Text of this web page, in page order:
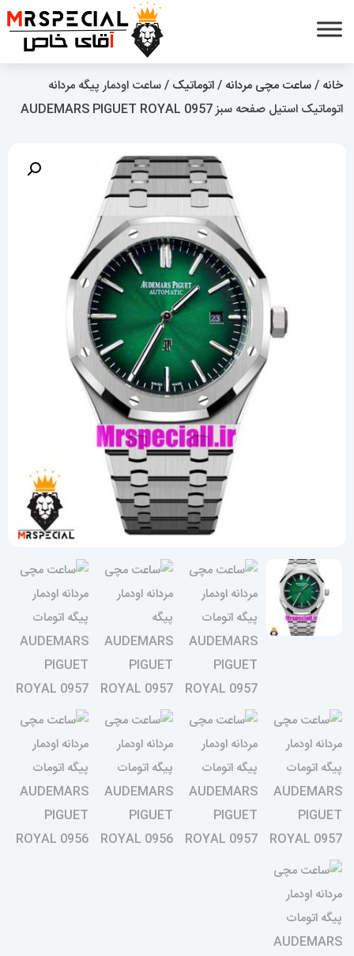
خانه /ساعت مچی مردانه /اتوماتیک / ساعت اودمار پیگه مردانه
اتوماتیک استیل صفحه سبز AUDEMARS PIGUET ROYAL 0957